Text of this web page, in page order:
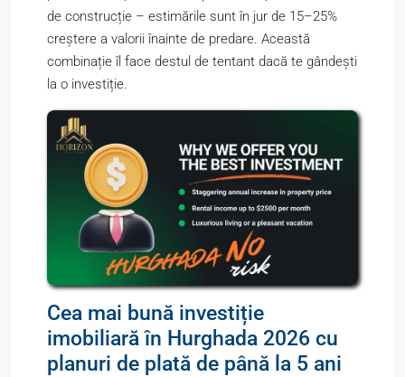
de construcție – estimările sunt în jur de 15–25%
creștere a valorii înainte de predare. Această
combinație îl face destul de tentant dacă te gândești
la o investiție.
Cea mai bună investiție
imobiliară în Hurghada 2026 cu
planuri de plată de până la 5 ani